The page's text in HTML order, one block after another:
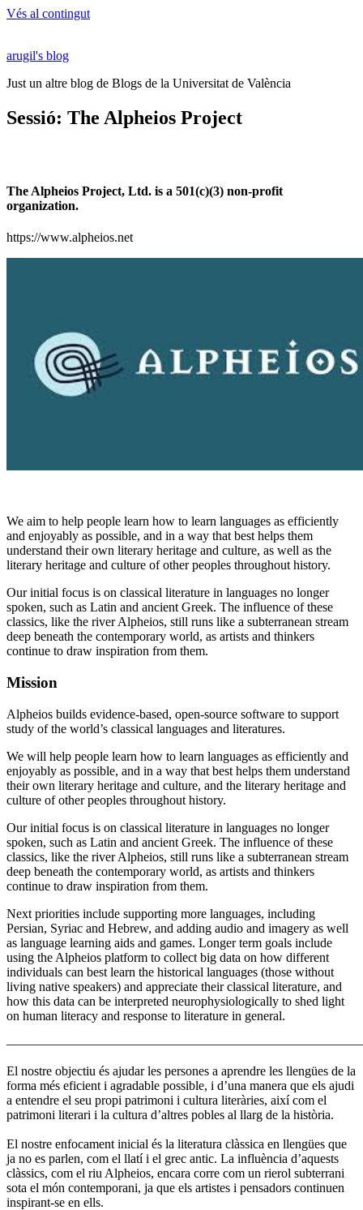
Vés al contingut
arugil's blog
Just un altre blog de Blogs de la Universitat de València
Sessió: The Alpheios Project
The Alpheios Project, Ltd. is a 501(c)(3) non-profit
organization.
https://www.alpheios.net
We aim to help people learn how to learn languages as efficiently
and enjoyably as possible, and in a way that best helps them
understand their own literary heritage and culture, as well as the
literary heritage and culture of other peoples throughout history.
Our initial focus is on classical literature in languages no longer
spoken, such as Latin and ancient Greek. The influence of these
classics, like the river Alpheios, still runs like a subterranean stream
deep beneath the contemporary world, as artists and thinkers
continue to draw inspiration from them.
Mission
Alpheios builds evidence-based, open-source software to support
study of the world’s classical languages and literatures.
We will help people learn how to learn languages as efficiently and
enjoyably as possible, and in a way that best helps them understand
their own literary heritage and culture, and the literary heritage and
culture of other peoples throughout history.
Our initial focus is on classical literature in languages no longer
spoken, such as Latin and ancient Greek. The influence of these
classics, like the river Alpheios, still runs like a subterranean stream
deep beneath the contemporary world, as artists and thinkers
continue to draw inspiration from them.
Next priorities include supporting more languages, including
Persian, Syriac and Hebrew, and adding audio and imagery as well
as language learning aids and games. Longer term goals include
using the Alpheios platform to collect big data on how different
individuals can best learn the historical languages (those without
living native speakers) and appreciate their classical literature, and
how this data can be interpreted neurophysiologically to shed light
on human literacy and response to literature in general.
El nostre objectiu és ajudar les persones a aprendre les llengües de la
forma més eficient i agradable possible, i d’una manera que els ajudi
a entendre el seu propi patrimoni i cultura literàries, així com el
patrimoni literari i la cultura d’altres pobles al llarg de la història.
El nostre enfocament inicial és la literatura clàssica en llengües que
ja no es parlen, com el llatí i el grec antic. La influència d’aquests
clàssics, com el riu Alpheios, encara corre com un rierol subterrani
sota el món contemporani, ja que els artistes i pensadors continuen
inspirant-se en ells.